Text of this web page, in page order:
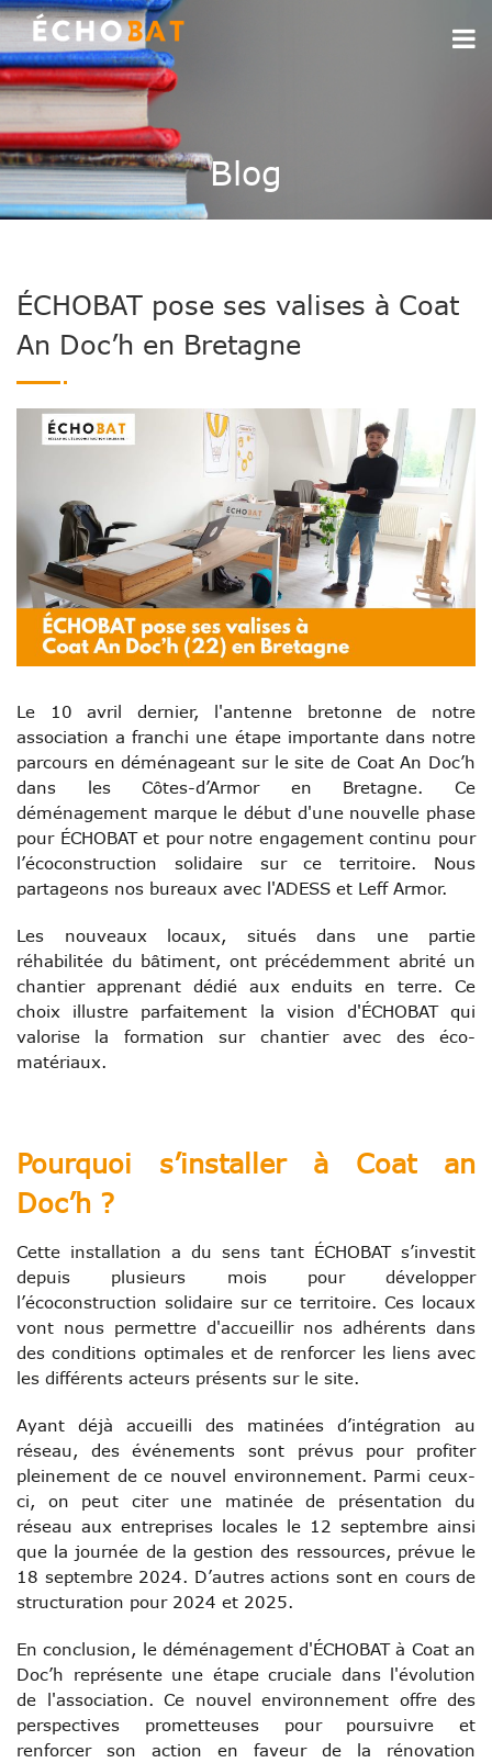
Blog
ÉCHOBAT pose ses valises à Coat
An Doc’h en Bretagne
Le 10 avril dernier, l'antenne bretonne de notre
association a franchi une étape importante dans notre
parcours en déménageant sur le site de Coat An Doc’h
dans les Côtes-d’Armor en Bretagne. Ce
déménagement marque le début d'une nouvelle phase
pour ÉCHOBAT et pour notre engagement continu pour
l’écoconstruction solidaire sur ce territoire. Nous
partageons nos bureaux avec l'ADESS et Leff Armor.
Les nouveaux locaux, situés dans une partie
réhabilitée du bâtiment, ont précédemment abrité un
chantier apprenant dédié aux enduits en terre. Ce
choix illustre parfaitement la vision d'ÉCHOBAT qui
valorise la formation sur chantier avec des éco-
matériaux.
Pourquoi s’installer à Coat an
Doc’h ?
Cette installation a du sens tant ÉCHOBAT s’investit
depuis plusieurs mois pour développer
l’écoconstruction solidaire sur ce territoire. Ces locaux
vont nous permettre d'accueillir nos adhérents dans
des conditions optimales et de renforcer les liens avec
les différents acteurs présents sur le site.
Ayant déjà accueilli des matinées d’intégration au
réseau, des événements sont prévus pour profiter
pleinement de ce nouvel environnement. Parmi ceux-
ci, on peut citer une matinée de présentation du
réseau aux entreprises locales le 12 septembre ainsi
que la journée de la gestion des ressources, prévue le
18 septembre 2024. D’autres actions sont en cours de
structuration pour 2024 et 2025.
En conclusion, le déménagement d'ÉCHOBAT à Coat an
Doc’h représente une étape cruciale dans l'évolution
de l'association. Ce nouvel environnement offre des
perspectives prometteuses pour poursuivre et
renforcer son action en faveur de la rénovation